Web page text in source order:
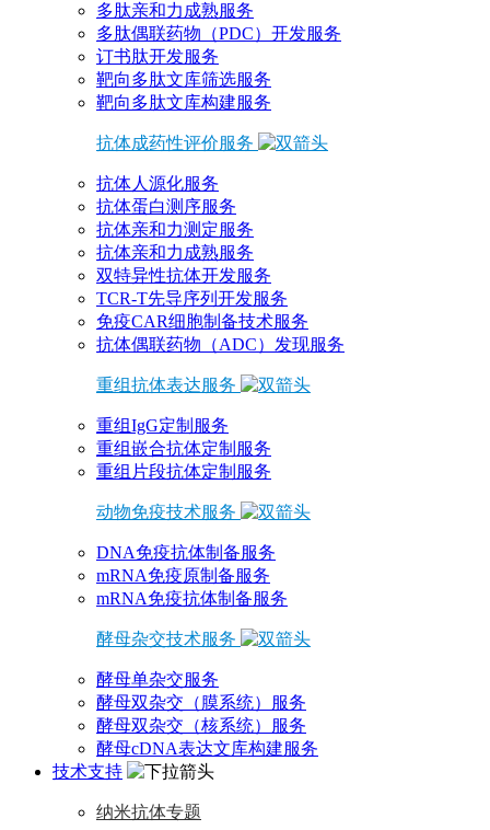
多肽亲和力成熟服务
多肽偶联药物（PDC）开发服务
订书肽开发服务
靶向多肽文库筛选服务
靶向多肽文库构建服务
抗体成药性评价服务
抗体人源化服务
抗体蛋白测序服务
抗体亲和力测定服务
抗体亲和力成熟服务
双特异性抗体开发服务
TCR-T先导序列开发服务
免疫CAR细胞制备技术服务
抗体偶联药物（ADC）发现服务
重组抗体表达服务
重组IgG定制服务
重组嵌合抗体定制服务
重组片段抗体定制服务
动物免疫技术服务
DNA免疫抗体制备服务
mRNA免疫原制备服务
mRNA免疫抗体制备服务
酵母杂交技术服务
酵母单杂交服务
酵母双杂交（膜系统）服务
酵母双杂交（核系统）服务
酵母cDNA表达文库构建服务
技术支持
纳米抗体专题